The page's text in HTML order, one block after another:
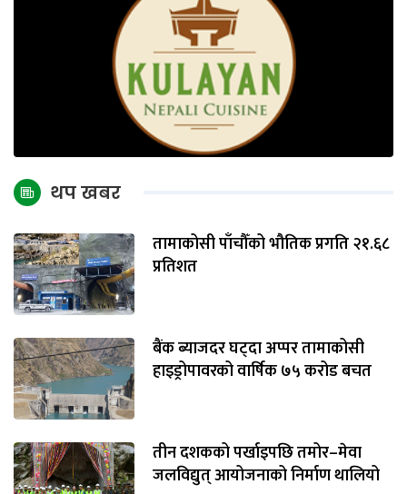
थप खबर
तामाकोसी पाँचौँको भौतिक प्रगति २१.६८
प्रतिशत
बैंक ब्याजदर घट्दा अप्पर तामाकोसी
हाइड्रोपावरको वार्षिक ७५ करोड बचत
तीन दशकको पर्खाइपछि तमोर–मेवा
जलविद्युत् आयोजनाको निर्माण थालियो